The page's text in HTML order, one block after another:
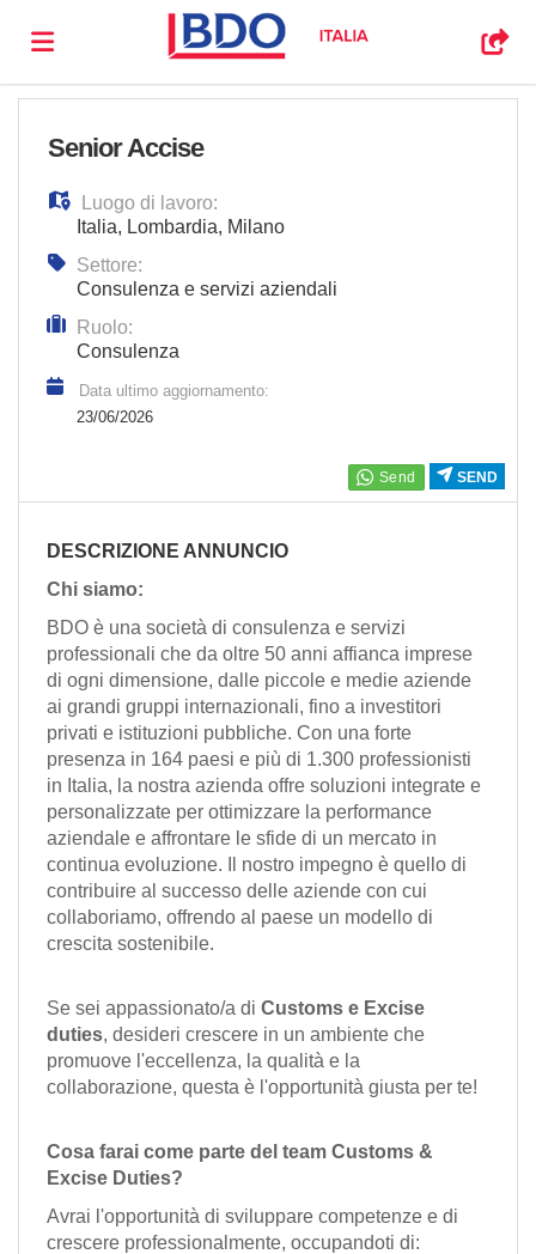
il
sito
Offerte
di
Carica
EN
FR
IT
DE
ES
PT
SEND
Senior Accise
Luogo di lavoro:
Italia, Lombardia, Milano
Settore:
Consulenza e servizi aziendali
Ruolo:
Consulenza
Data ultimo aggiornamento:
23/06/2026
DESCRIZIONE ANNUNCIO
Chi siamo:
BDO è una società di consulenza e servizi
professionali che da oltre 50 anni affianca imprese
di ogni dimensione, dalle piccole e medie aziende
ai grandi gruppi internazionali, fino a investitori
privati e istituzioni pubbliche. Con una forte
presenza in 164 paesi e più di 1.300 professionisti
in Italia, la nostra azienda offre soluzioni integrate e
personalizzate per ottimizzare la performance
aziendale e affrontare le sfide di un mercato in
continua evoluzione. Il nostro impegno è quello di
contribuire al successo delle aziende con cui
collaboriamo, offrendo al paese un modello di
crescita sostenibile.
Se sei appassionato/a di Customs e Excise
duties, desideri crescere in un ambiente che
promuove l'eccellenza, la qualità e la
collaborazione, questa è l'opportunità giusta per te!
Cosa farai come parte del team Customs &
Excise Duties?
Avrai l'opportunità di sviluppare competenze e di
crescere professionalmente, occupandoti di: